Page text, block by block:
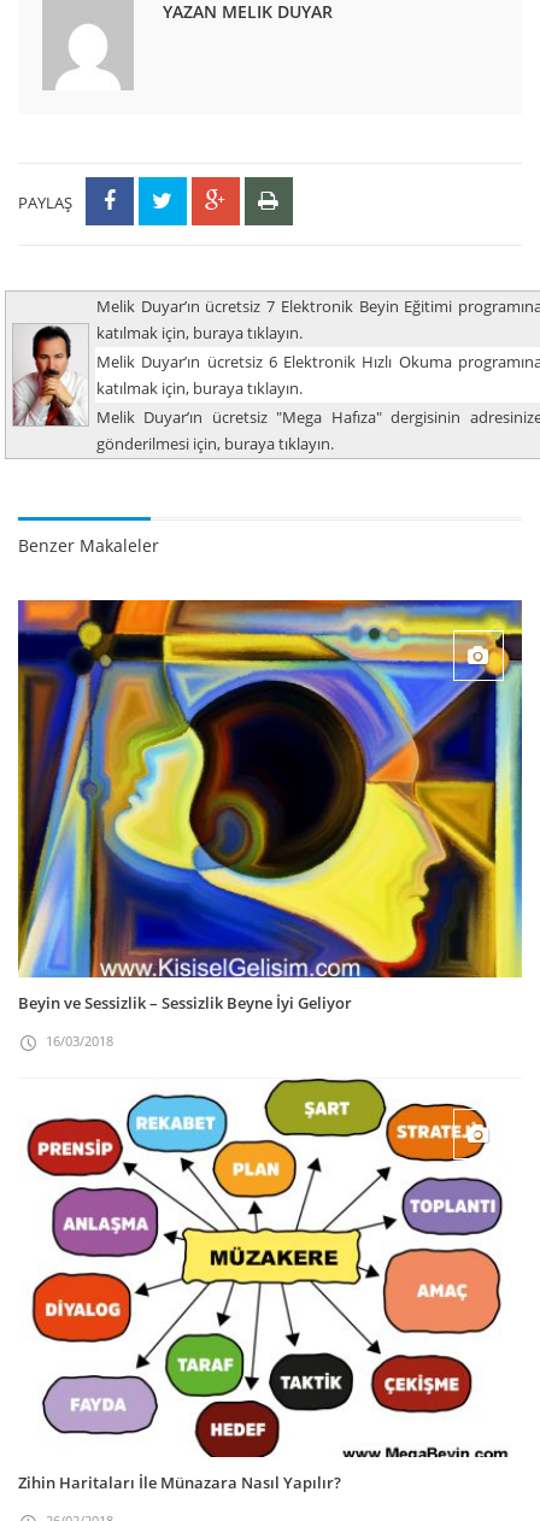
YAZAN MELIK DUYAR
PAYLAŞ
Melik Duyar’ın ücretsiz 7 Elektronik Beyin Eğitimi
katılmak için, buraya tıklayın.
Melik Duyar’ın ücretsiz 6 Elektronik Hızlı Okuma
katılmak için, buraya tıklayın.
Melik Duyar’ın ücretsiz "Mega Hafıza" dergisinin
gönderilmesi için, buraya tıklayın.
Benzer Makaleler
Beyin ve Sessizlik – Sessizlik Beyne İyi Geliyor
16/03/2018
Zihin Haritaları İle Münazara Nasıl Yapılır?